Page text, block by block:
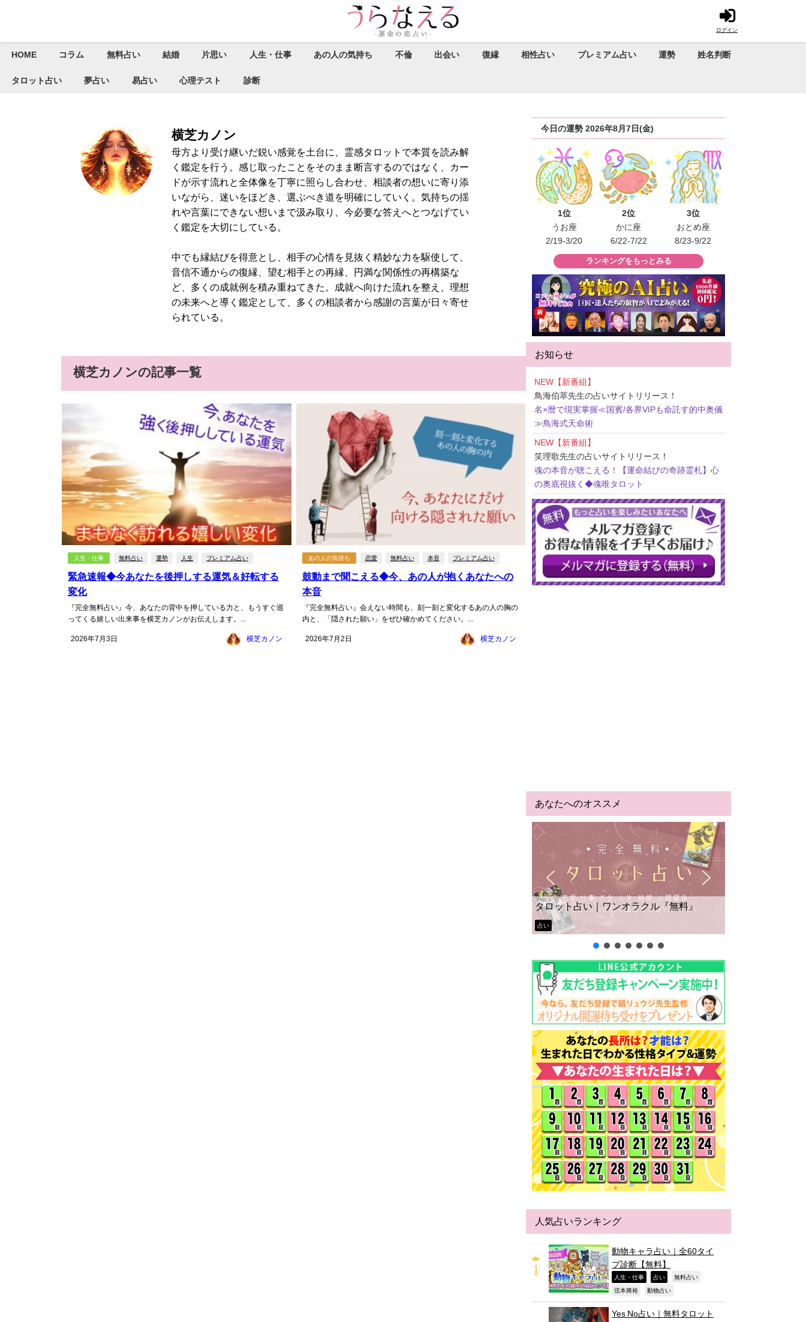
ログイン
HOME コラム 無料占い 結婚 片思い 人生・仕事 あの人の気持ち 不倫 出会い 復縁 相性占い プレミアム占い 運勢 姓名判断
タロット占い 夢占い 易占い 心理テスト 診断
横芝カノン
母方より受け継いだ鋭い感覚を土台に、霊感タロットで本質を読み解
く鑑定を行う。感じ取ったことをそのまま断言するのではなく、カー
ドが示す流れと全体像を丁寧に照らし合わせ、相談者の想いに寄り添
いながら、迷いをほどき、選ぶべき道を明確にしていく。気持ちの揺
れや言葉にできない想いまで汲み取り、今必要な答えへとつなげてい
く鑑定を大切にしている。
中でも縁結びを得意とし、相手の心情を見抜く精妙な力を駆使して、
音信不通からの復縁、望む相手との再縁、円満な関係性の再構築な
ど、多くの成就例を積み重ねてきた。成就へ向けた流れを整え、理想
の未来へと導く鑑定として、多くの相談者から感謝の言葉が日々寄せ
られている。
横芝カノンの記事一覧
人生・仕事 無料占い 運勢 人生 プレミアム占い
緊急速報◆今あなたを後押しする運気＆好転する
変化
『完全無料占い』今、あなたの背中を押している力と、もうすぐ巡
ってくる嬉しい出来事を横芝カノンがお伝えします。...
2026年7月3日 横芝カノン
あの人の気持ち 恋愛 無料占い 本音 プレミアム占い
鼓動まで聞こえる◆今、あの人が抱くあなたへの
本音
『完全無料占い』会えない時間も、刻一刻と変化するあの人の胸の
内と、「隠された願い」をぜひ確かめてください。...
2026年7月2日 横芝カノン
今日の運勢 2026年8月7日(金)
1位
うお座
2/19-3/20
2位
かに座
6/22-7/22
3位
おとめ座
8/23-9/22
ランキングをもっとみる
お知らせ
NEW【新番組】
鳥海伯萃先生の占いサイトリリース！
名×暦で現実掌握≪国賓/各界VIPも命託す的中奥儀
≫鳥海式天命術
NEW【新番組】
笑理歌先生の占いサイトリリース！
魂の本音が聴こえる！【運命結びの奇跡霊札】心
の奥底視抜く◆魂唯タロット
あなたへのオススメ
タロット占い｜ワンオラクル『無料』
占い
人気占いランキング
動物キャラ占い｜全60タイ
プ診断【無料】
人生・仕事 占い 無料占い
弦本將裕 動物占い
Yes No占い｜無料タロット